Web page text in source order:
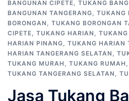
BANGUNAN CIPETE, TUKANG
BANGUNAN TANGERANG, TUKANG
BORONGAN , TUKANG BORONGAN
CIPETE, TUKANG HARIAN ,
HARIAN PINANG, TUKANG HARIAN
HARIAN TANGERANG SELATAN ,
TUKANG MURAH , TUKANG RUMAH ,
TUKANG TANGERANG SELATAN ,
Jasa Tukang